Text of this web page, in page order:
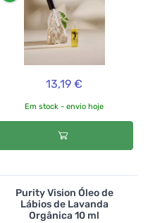
13,19 €
Em stock - envio hoje
Purity Vision Óleo de
Lábios de Lavanda
Orgânica 10 ml